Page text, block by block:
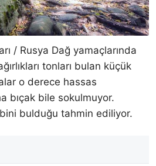
/ Rusya Dağ yamaçlarında
tonları bulan küçük
o derece hassas
bıçak bile sokulmuyor.
bini bulduğu tahmin ediliyor.